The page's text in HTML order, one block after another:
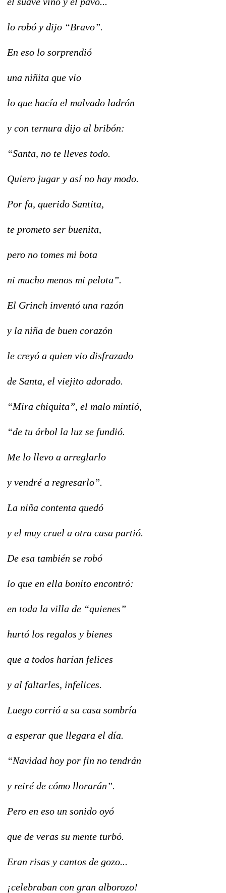
lo robó y dijo “Bravo”.
En eso lo sorprendió
una niñita que vio
lo que hacía el malvado ladrón
y con ternura dijo al bribón:
“Santa, no te lleves todo.
Quiero jugar y así no hay modo.
Por fa, querido Santita,
te prometo ser buenita,
pero no tomes mi bota
ni mucho menos mi pelota”.
El Grinch inventó una razón
y la niña de buen corazón
le creyó a quien vio disfrazado
de Santa, el viejito adorado.
“Mira chiquita”, el malo mintió,
“de tu árbol la luz se fundió.
Me lo llevo a arreglarlo
y vendré a regresarlo”.
La niña contenta quedó
y el muy cruel a otra casa partió.
De esa también se robó
lo que en ella bonito encontró:
en toda la villa de “quienes”
hurtó los regalos y bienes
que a todos harían felices
y al faltarles, infelices.
Luego corrió a su casa sombría
a esperar que llegara el día.
“Navidad hoy por fin no tendrán
y reiré de cómo llorarán”.
Pero en eso un sonido oyó
que de veras su mente turbó.
Eran risas y cantos de gozo...
¡celebraban con gran alborozo!